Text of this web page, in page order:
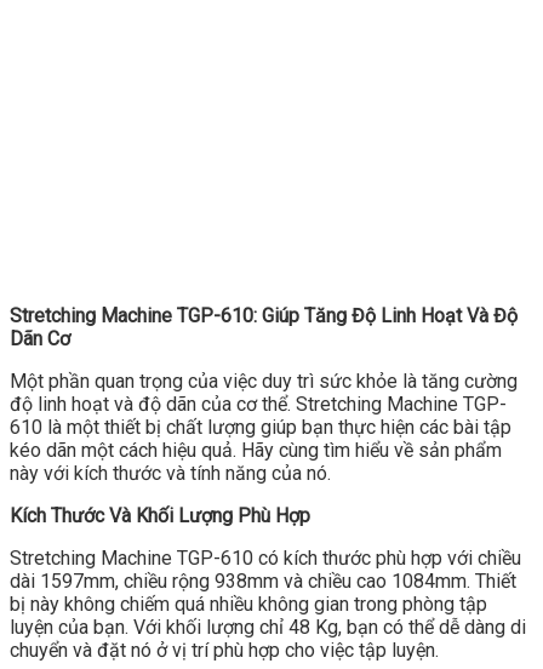
Stretching Machine TGP-610: Giúp Tăng Độ Linh Hoạt Và Độ
Dãn Cơ
Một phần quan trọng của việc duy trì sức khỏe là tăng cường
độ linh hoạt và độ dãn của cơ thể. Stretching Machine TGP-
610 là một thiết bị chất lượng giúp bạn thực hiện các bài tập
kéo dãn một cách hiệu quả. Hãy cùng tìm hiểu về sản phẩm
này với kích thước và tính năng của nó.
Kích Thước Và Khối Lượng Phù Hợp
Stretching Machine TGP-610 có kích thước phù hợp với chiều
dài 1597mm, chiều rộng 938mm và chiều cao 1084mm. Thiết
bị này không chiếm quá nhiều không gian trong phòng tập
luyện của bạn. Với khối lượng chỉ 48 Kg, bạn có thể dễ dàng di
chuyển và đặt nó ở vị trí phù hợp cho việc tập luyện.